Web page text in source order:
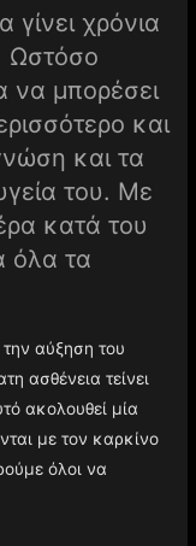
γίνει χρόνια
Ωστόσο
να μπορέσει
και
και τα
του. Με
κατά του
όλα τα
την αύξηση του
ασθένεια τείνει
ακολουθεί μία
με τον καρκίνο
όλοι να